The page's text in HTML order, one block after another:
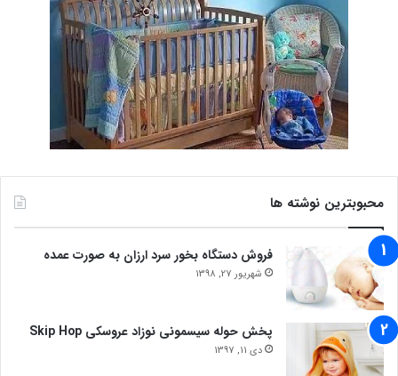
محبوبترین نوشته ها
فروش دستگاه بخور سرد ارزان به صورت عمده
شهریور 27, 1398
پخش حوله سیسمونی نوزاد عروسکی Skip Hop
دی 11, 1397